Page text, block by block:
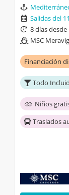
Salidas del
8 días
MSC
Financiación
Todo
Niños
Traslados